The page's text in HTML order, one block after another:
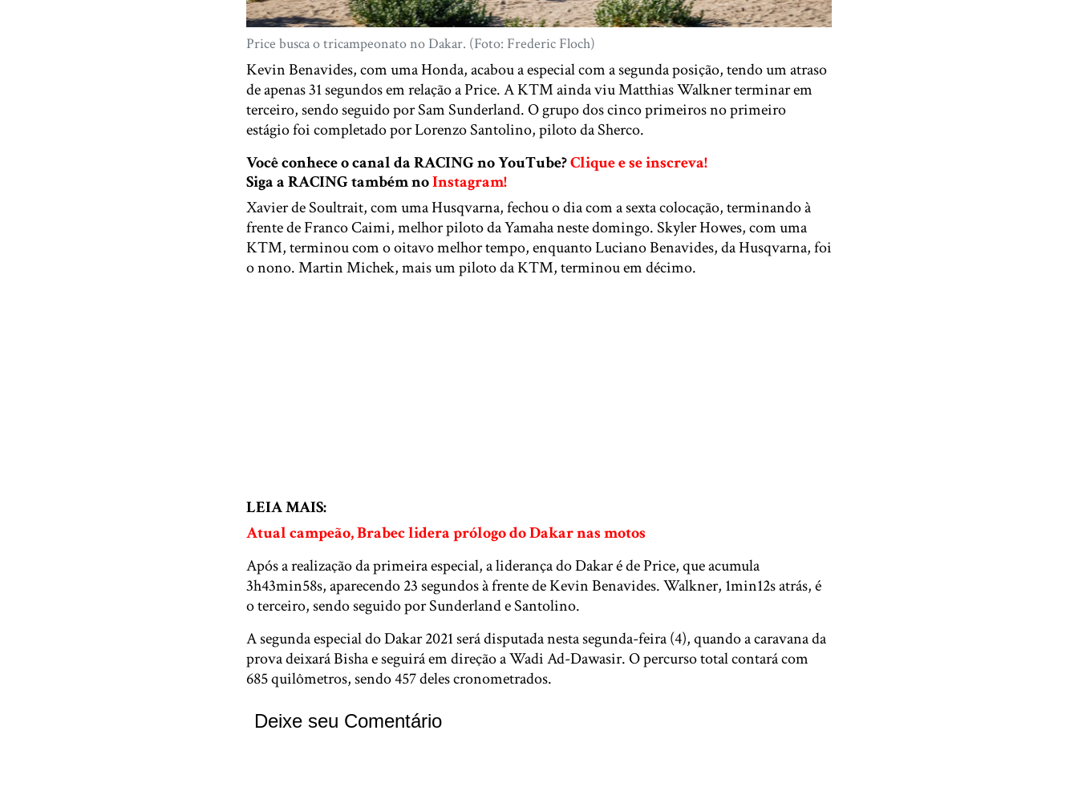
Price busca o tricampeonato no Dakar. (Foto: Frederic Floch)
Kevin Benavides, com uma Honda, acabou a especial com a segunda posição, tendo um atraso
de apenas 31 segundos em relação a Price. A KTM ainda viu Matthias Walkner terminar em
terceiro, sendo seguido por Sam Sunderland. O grupo dos cinco primeiros no primeiro
estágio foi completado por Lorenzo Santolino, piloto da Sherco.
Você conhece o canal da RACING no YouTube?Clique e se inscreva!
Siga a RACING também noInstagram!
Xavier de Soultrait, com uma Husqvarna, fechou o dia com a sexta colocação, terminando à
frente de Franco Caimi, melhor piloto da Yamaha neste domingo. Skyler Howes, com uma
KTM, terminou com o oitavo melhor tempo, enquanto Luciano Benavides, da Husqvarna, foi
o nono. Martin Michek, mais um piloto da KTM, terminou em décimo.
LEIA MAIS:
Atual campeão, Brabec lidera prólogo do Dakar nas motos
Após a realização da primeira especial, a liderança do Dakar é de Price, que acumula
3h43min58s, aparecendo 23 segundos à frente de Kevin Benavides. Walkner, 1min12s atrás, é
o terceiro, sendo seguido por Sunderland e Santolino.
A segunda especial do Dakar 2021 será disputada nesta segunda-feira (4), quando a caravana da
prova deixará Bisha e seguirá em direção a Wadi Ad-Dawasir. O percurso total contará com
685 quilômetros, sendo 457 deles cronometrados.
Deixe seu Comentário